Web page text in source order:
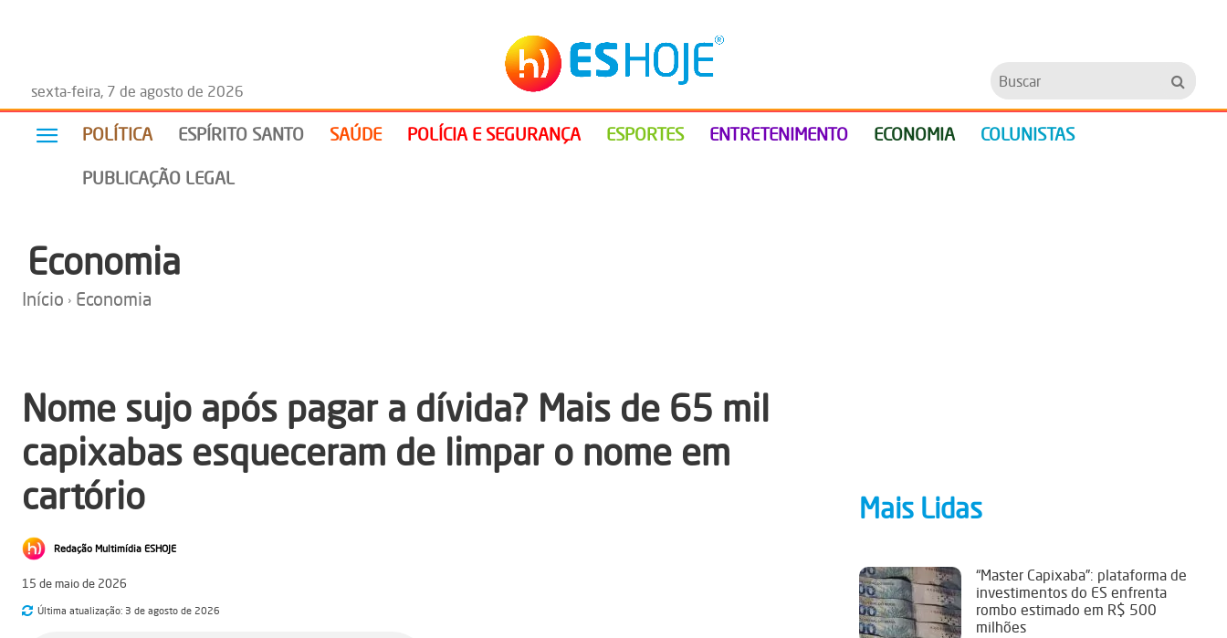
sexta-feira, 7 de agosto de 2026
Buscar
POLÍTICA ESPÍRITO SANTO SAÚDE POLÍCIA E SEGURANÇA ESPORTES ENTRETENIMENTO ECONOMIA COLUNISTAS
PUBLICAÇÃO LEGAL
Economia
Início Economia
Nome sujo após pagar a dívida? Mais de 65 mil
capixabas esqueceram de limpar o nome em
cartório
Redação Multimídia ESHOJE
15 de maio de 2026
Última atualização: 3 de agosto de 2026
Mais Lidas
“Master Capixaba”: plataforma de
investimentos do ES enfrenta
rombo estimado em R$ 500
milhões